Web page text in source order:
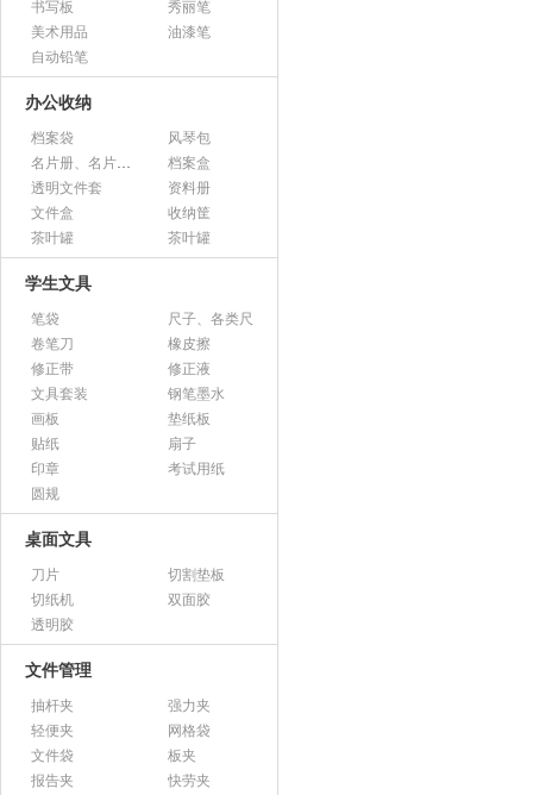
书写板
秀丽笔
美术用品
油漆笔
自动铅笔
办公收纳
档案袋
风琴包
名片册、名片盒、名片座
档案盒
透明文件套
资料册
文件盒
收纳筐
茶叶罐
茶叶罐
学生文具
笔袋
尺子、各类尺
卷笔刀
橡皮擦
修正带
修正液
文具套装
钢笔墨水
画板
垫纸板
贴纸
扇子
印章
考试用纸
圆规
桌面文具
刀片
切割垫板
切纸机
双面胶
透明胶
文件管理
抽杆夹
强力夹
轻便夹
网格袋
文件袋
板夹
报告夹
快劳夹